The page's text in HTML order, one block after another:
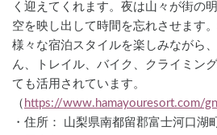
く迎えてくれます。夜は山々が街の
空を映し出して時間を忘れさせます
様々な宿泊スタイルを楽しみながら
ん、トレイル、バイク、クライミン
ても活用されています。
（ https://www.hamayouresort.com/
・住所： 山梨県南都留郡富士河口湖